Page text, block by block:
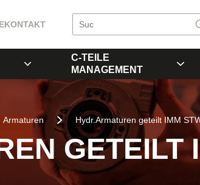
KONTAKT
C-TEILE
MANAGEMENT
Armaturen Hydr.Armaturen geteilt IMM
GETEILT